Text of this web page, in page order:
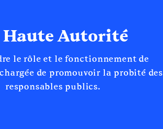
Autorité
le rôle et le fonctionnement de
de promouvoir la probité des
responsables publics.